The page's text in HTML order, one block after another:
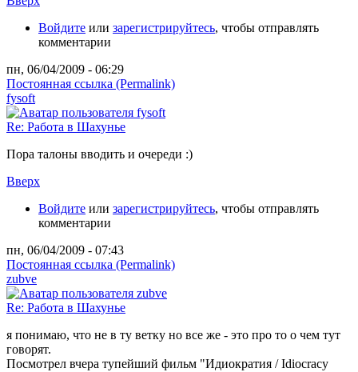
Войдите или зарегистрируйтесь, чтобы отправлять
комментарии
пн, 06/04/2009 - 06:29
Постоянная ссылка (Permalink)
fysoft
Re: Работа в Шахунье
Пора талоны вводить и очереди :)
Вверх
Войдите или зарегистрируйтесь, чтобы отправлять
комментарии
пн, 06/04/2009 - 07:43
Постоянная ссылка (Permalink)
zubve
Re: Работа в Шахунье
я понимаю, что не в ту ветку но все же - это про то о чем тут
говорят.
Посмотрел вчера тупейший фильм "Идиократия / Idiocracy